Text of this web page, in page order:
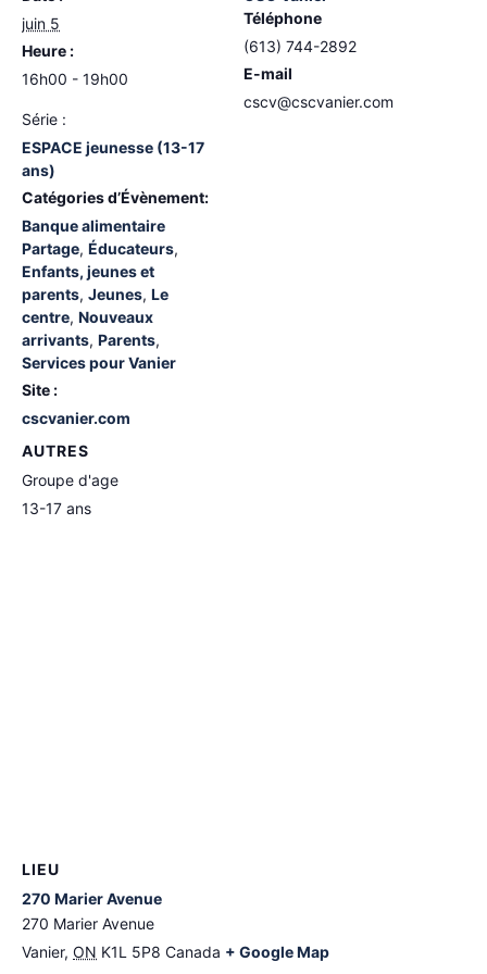
juin 5
Heure :
16h00 - 19h00
Série :
ESPACE jeunesse (13-17
ans)
Catégories d’Évènement:
Banque alimentaire
Partage, Éducateurs,
Enfants, jeunes et
parents, Jeunes, Le
centre, Nouveaux
arrivants, Parents,
Services pour Vanier
Site :
cscvanier.com
Téléphone
(613) 744-2892
E-mail
cscv@cscvanier.com
AUTRES
Groupe d'age
13-17 ans
LIEU
270 Marier Avenue
270 Marier Avenue
Vanier, ON K1L 5P8 Canada + Google Map